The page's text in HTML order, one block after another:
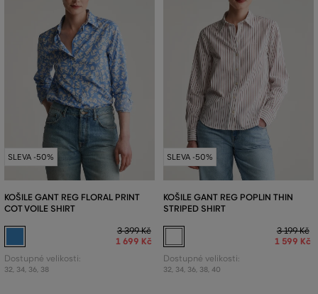
SLEVA -50%
KOŠILE GANT REG FLORAL PRINT
COT VOILE SHIRT
3 399 Kč
1 699 Kč
Dostupné velikosti:
32, 34, 36, 38
SLEVA -50%
KOŠILE GANT REG POPLIN THIN
STRIPED SHIRT
3 199 Kč
1 599 Kč
Dostupné velikosti:
32, 34, 36, 38, 40